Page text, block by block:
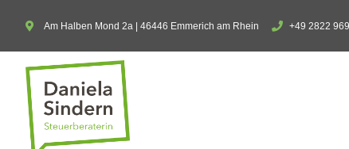
Am Halben Mond 2a | 46446 Emmerich am Rhein +49 2822